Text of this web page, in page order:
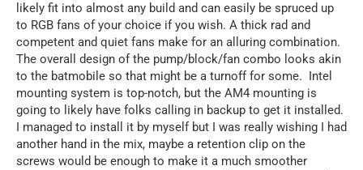
likely fit into almost any build and can easily be spruced up
to RGB fans of your choice if you wish. A thick rad and
competent and quiet fans make for an alluring combination.
The overall design of the pump/block/fan combo looks akin
to the batmobile so that might be a turnoff for some. Intel
mounting system is top-notch, but the AM4 mounting is
going to likely have folks calling in backup to get it installed.
I managed to install it by myself but I was really wishing I had
another hand in the mix, maybe a retention clip on the
screws would be enough to make it a much smoother